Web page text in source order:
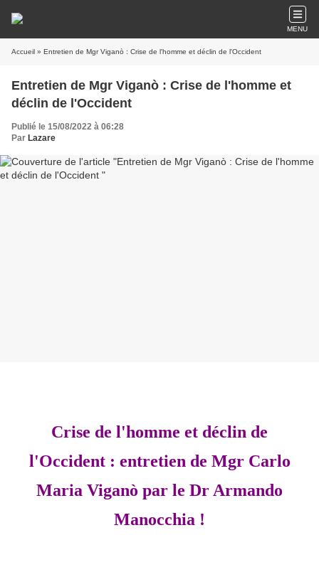
MENU
Accueil » Entretien de Mgr Viganò : Crise de l'homme et déclin de l'Occident
Entretien de Mgr Viganò : Crise de l'homme et
déclin de l'Occident
Publié le 15/08/2022 à 06:28
Par Lazare
Crise de l'homme et déclin de
l'Occident : entretien de Mgr Carlo
Maria Viganò par le Dr Armando
Manocchia !